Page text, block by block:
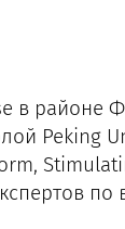
в районе
Peking